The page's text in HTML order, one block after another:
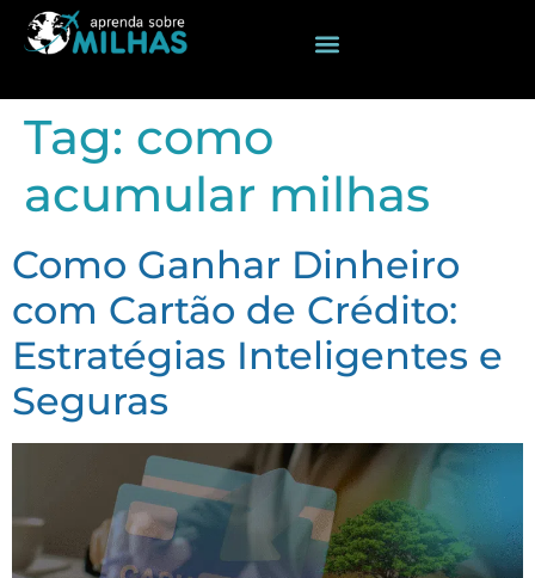
Tag: como
acumular milhas
Como Ganhar Dinheiro
com Cartão de Crédito:
Estratégias Inteligentes e
Seguras